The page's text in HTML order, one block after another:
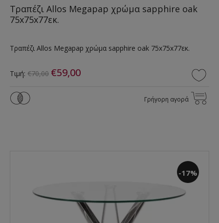
Τραπέζι Allos Megapap χρώμα sapphire oak
75x75x77εκ.
Τραπέζι Allos Megapap χρώμα sapphire oak 75x75x77εκ.
Τιμή: €70,00 €59,00
Γρήγορη αγορά
-17%